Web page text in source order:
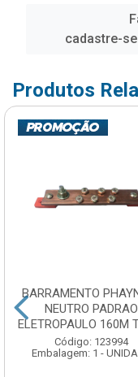
cadastre-
Produtos
BARRAMENTO
NEUTRO PADRAO
ELETROPAULO 160M
Código: 123994
Embalagem: 1 -